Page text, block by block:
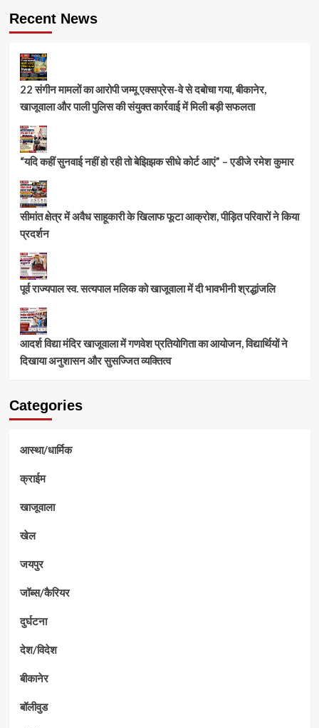
Recent News
22 संगीन मामलों का आरोपी जम्मू एक्सप्रेस-वे से दबोचा गया, बीकानेर,
खाजूवाला और पाली पुलिस की संयुक्त कार्रवाई में मिली बड़ी सफलता
“यदि कहीं सुनवाई नहीं हो रही तो बेझिझक सीधे कोर्ट आएं” – एडीजे रमेश कुमार
सीमांत क्षेत्र में अवैध साहूकारी के खिलाफ फूटा आक्रोश, पीड़ित परिवारों ने किया
प्रदर्शन
पूर्व राज्यपाल स्व. सत्यपाल मलिक को खाजूवाला में दी भावभीनी श्रद्धांजलि
आदर्श विद्या मंदिर खाजूवाला में गणवेश प्रतियोगिता का आयोजन, विद्यार्थियों ने
दिखाया अनुशासन और सुसज्जित व्यक्तित्व
Categories
आस्था/धार्मिक
क्राईम
खाजूवाला
खेल
जयपुर
जॉब्स/कैरियर
दुर्घटना
देश/विदेश
बीकानेर
बॉलीवुड